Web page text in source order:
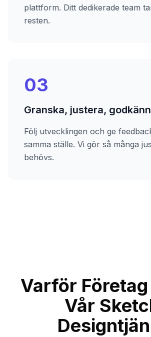
plattform. Ditt dedikerade team
resten.
03
Granska, justera, godkänn
Följ utvecklingen och ge
samma ställe. Vi gör så många
behövs.
Varför
Vår